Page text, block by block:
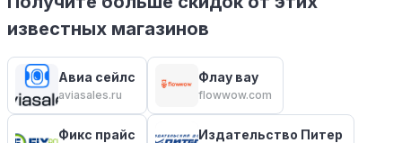
известных магазинов
Авиа сейлс
aviasales.ru
Флау вау
flowwow.com
Фикс прайс Издательство Питер